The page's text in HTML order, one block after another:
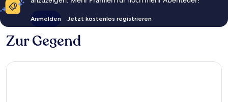
Anmelden Jetzt kostenlos registrieren
Zur Gegend